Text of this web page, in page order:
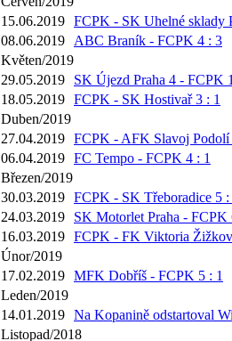
15.06.2019 FCPK - SK Uhelné sklady
08.06.2019
ABC Braník - FCPK 4 : 3
Květen/2019
29.05.2019
SK Újezd Praha 4 - FCPK
18.05.2019 FCPK - SK Hostivař 3 : 1
Duben/2019
27.04.2019 FCPK - AFK Slavoj Podolí
06.04.2019 FC Tempo - FCPK 4 : 1
Březen/2019
30.03.2019 FCPK - SK Třeboradice 5 :
24.03.2019
SK Motorlet Praha - FCPK
16.03.2019 FCPK - FK Viktoria
Únor/2019
17.02.2019 MFK Dobříš - FCPK 5 : 1
Leden/2019
14.01.2019 Na Kopanině odstartoval
Listopad/2018